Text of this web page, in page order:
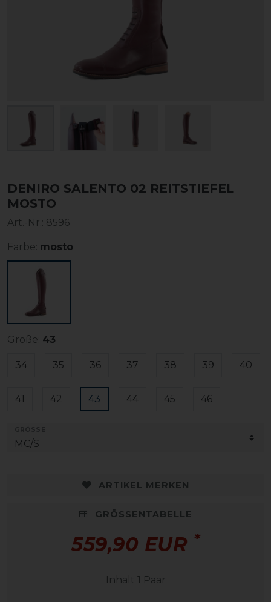
DENIRO SALENTO 02 REITSTIEFEL
MOSTO
Art.-Nr.: 8596
Farbe: mosto
Größe: 43
34 35 36 37 38 39 40
41 42 43 44 45 46
ARTIKEL MERKEN
GRÖSSENTABELLE
559,90 EUR *
Inhalt 1 Paar